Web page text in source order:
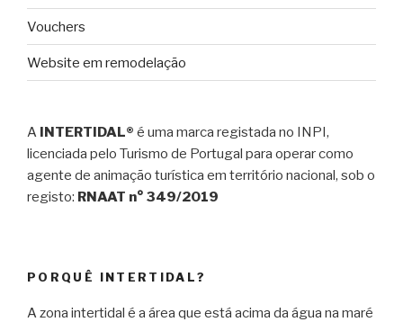
Vouchers
Website em remodelação
A INTERTIDAL® é uma marca registada no INPI,
licenciada pelo Turismo de Portugal para operar como
agente de animação turística em território nacional, sob o
registo: RNAAT n° 349/2019
PORQUÊ INTERTIDAL?
A zona intertidal é a área que está acima da água na maré